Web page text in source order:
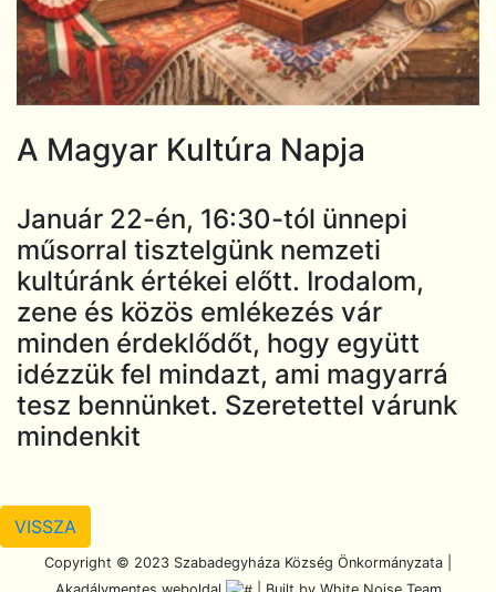
A Magyar Kultúra Napja
Január 22-én, 16:30-tól ünnepi
műsorral tisztelgünk nemzeti
kultúránk értékei előtt. Irodalom,
zene és közös emlékezés vár
minden érdeklődőt, hogy együtt
idézzük fel mindazt, ami magyarrá
tesz bennünket. Szeretettel várunk
mindenkit
VISSZA
Scroll To Top
Copyright © 2023 Szabadegyháza Község Önkormányzata |